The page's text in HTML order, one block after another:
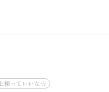
上棟っていいな☆